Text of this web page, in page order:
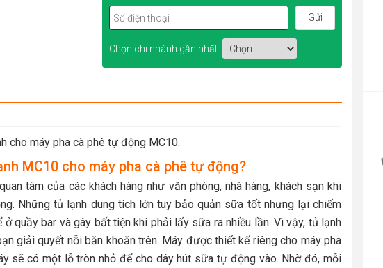
Chọn chi nhánh gần nhất
cho máy pha cà phê tự động MC10.
MC10 cho máy pha cà phê tự động?
tâm của các khách hàng như văn phòng, nhà hàng, khách sạn khi
Những tủ lạnh dung tích lớn tuy bảo quản sữa tốt nhưng lại chiếm
ở quầy bar và gây bất tiện khi phải lấy sữa ra nhiều lần. Vì vậy, tủ lạnh
giải quyết nỗi băn khoăn trên. Máy được thiết kế riêng cho máy pha
sẽ có một lỗ tròn nhỏ để cho dây hút sữa tự động vào. Nhờ đó, mỗi